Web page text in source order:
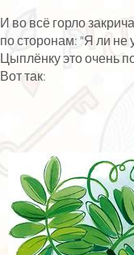
И во всё горло
по сторонам: "Я ли не
Цыплёнку это очень
Вот так: